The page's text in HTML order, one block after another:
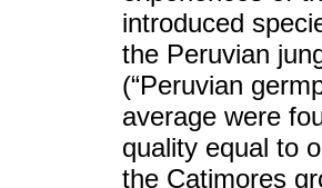
introduced
the Peruvian
(“Peruvian
average were
quality equal to
the Catimores